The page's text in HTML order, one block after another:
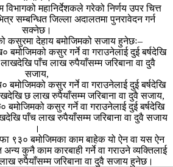
महानिर्देशकले गरेको निर्णय उपर चित्त
सम्बन्धित जिल्ला अदालतमा पुनरावेदन गर्न
सक्नेछ।
कसुरमा देहाय बमोजिमको सजाय हुनेछः–
कसुर गर्ने वा गराउनेलाई दुई बर्षदेखि
पाँच लाख रुपैयाँसम्म जरिबाना वा दुवै
सजाय,
कसुर गर्ने वा गराउनेलाई दुई बर्षदेखि
छ लाख रुपैयाँसम्म जरिबाना वा दुवै सजाय,
कसुर गर्ने वा गराउनेलाई दुई बर्षदेखि
पाँच लाख रुपैयाँसम्म जरिबाना वा दुवै सजाय
।
९३० बमोजिमका काम बाहेक यो ऐन वा यस ऐन
अन्य कुनै काम कारबाही गर्ने वा गराउने व्यक्तिलाई
रुपैयाँसम्म जरिबाना वा दुवै सजाय हुनेछ।